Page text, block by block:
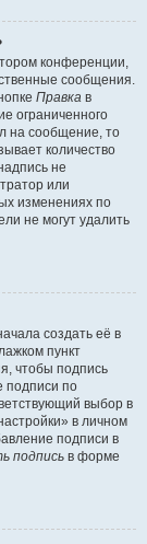
конференции,
сообщения.
Правка в
ограниченного
на сообщение, то
количество
не
или
изменениях по
не могут удалить
создать её в
пункт
чтобы подпись
подписи по
выбор в
в личном
подписи в
подпись в форме